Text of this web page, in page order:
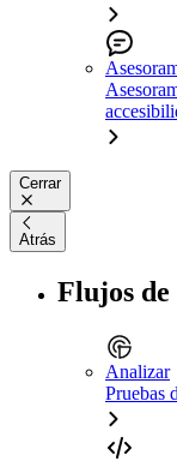
Cerrar
Atrás
Flujos
Analizar
Pruebas